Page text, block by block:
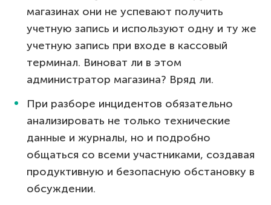
магазинах они не успевают получить
учетную запись и используют одну и ту же
учетную запись при входе в кассовый
терминал. Виноват ли в этом
администратор магазина? Вряд ли.
При разборе инцидентов обязательно
анализировать не только технические
данные и журналы, но и подробно
общаться со всеми участниками, создавая
продуктивную и безопасную обстановку в
обсуждении.